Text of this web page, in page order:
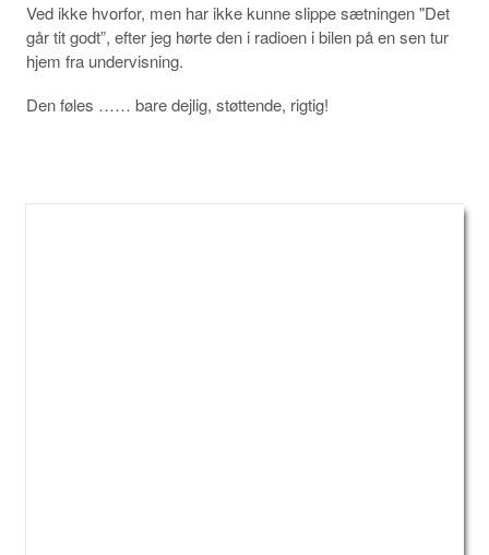
Ved ikke hvorfor, men har ikke kunne slippe sætningen "Det
går tit godt”, efter jeg hørte den i radioen i bilen på en sen tur
hjem fra undervisning.
Den føles …… bare dejlig, støttende, rigtig!